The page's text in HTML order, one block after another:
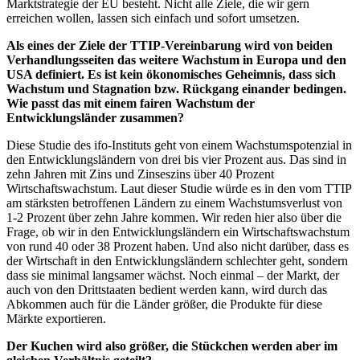
Marktstrategie der EU besteht. Nicht alle Ziele, die wir gern
erreichen wollen, lassen sich einfach und sofort umsetzen.
Als eines der Ziele der TTIP-Vereinbarung wird von beiden
Verhandlungsseiten das weitere Wachstum in Europa und den
USA definiert. Es ist kein ökonomisches Geheimnis, dass sich
Wachstum und Stagnation bzw. Rückgang einander bedingen.
Wie passt das mit einem fairen Wachstum der
Entwicklungsländer zusammen?
Diese Studie des ifo-Instituts geht von einem Wachstumspotenzial in
den Entwicklungsländern von drei bis vier Prozent aus. Das sind in
zehn Jahren mit Zins und Zinseszins über 40 Prozent
Wirtschaftswachstum. Laut dieser Studie würde es in den vom TTIP
am stärksten betroffenen Ländern zu einem Wachstumsverlust von
1-2 Prozent über zehn Jahre kommen. Wir reden hier also über die
Frage, ob wir in den Entwicklungsländern ein Wirtschaftswachstum
von rund 40 oder 38 Prozent haben. Und also nicht darüber, dass es
der Wirtschaft in den Entwicklungsländern schlechter geht, sondern
dass sie minimal langsamer wächst. Noch einmal – der Markt, der
auch von den Drittstaaten bedient werden kann, wird durch das
Abkommen auch für die Länder größer, die Produkte für diese
Märkte exportieren.
Der Kuchen wird also größer, die Stückchen werden aber im